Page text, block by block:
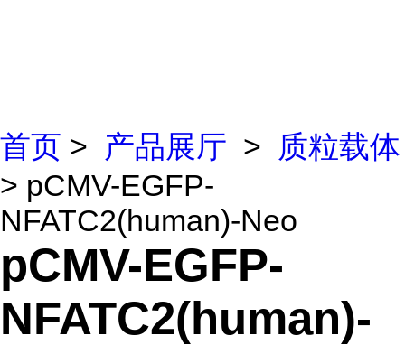
首页 > 产品展厅 >
质粒载体
> pCMV-EGFP-
NFATC2(human)-Neo
pCMV-EGFP-
NFATC2(human)-